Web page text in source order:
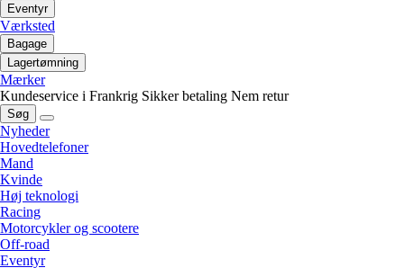
Eventyr
Værksted
Bagage
Lagertømning
Mærker
Kundeservice i Frankrig Sikker betaling Nem retur
Søg
Nyheder
Hovedtelefoner
Mand
Kvinde
Høj teknologi
Racing
Motorcykler og scootere
Off-road
Eventyr